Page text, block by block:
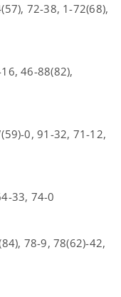
72-38, 1-72(68),
46-88(82),
0, 91-32, 71-12,
33, 74-0
78-9, 78(62)-42,